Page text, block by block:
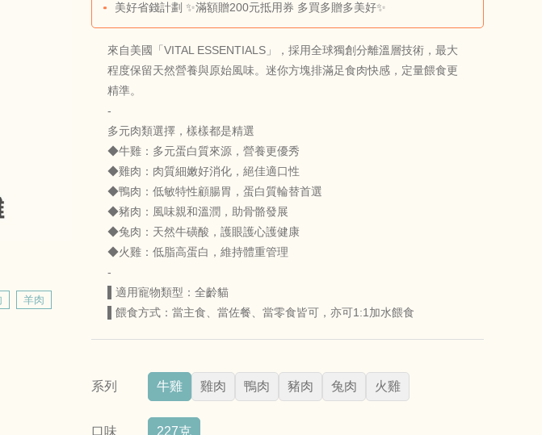
羊肉
美好省錢計劃 ✨滿額贈200元抵用券 多買多贈多美好✨
來自美國「VITAL ESSENTIALS」，採用全球獨創分離溫層技術，最大
程度保留天然營養與原始風味。迷你方塊排滿足食肉快感，定量餵食更
精準。
-
多元肉類選擇，樣樣都是精選
◆牛雞：多元蛋白質來源，營養更優秀
◆雞肉：肉質細嫩好消化，絕佳適口性
◆鴨肉：低敏特性顧腸胃，蛋白質輪替首選
◆豬肉：風味親和溫潤，助骨骼發展
◆兔肉：天然牛磺酸，護眼護心護健康
◆火雞：低脂高蛋白，維持體重管理
-
▌適用寵物類型：全齡貓
▌餵食方式：當主食、當佐餐、當零食皆可，亦可1:1加水餵食
系列 牛雞 雞肉 鴨肉 豬肉 兔肉 火雞
口味 227克